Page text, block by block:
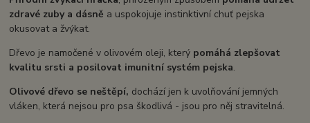
zdravé zuby a dásně a uspokojuje instinktivní chuť pejska
okusovat a žvýkat.
Dřevo je namočené v olivovém oleji, který pomáhá zlepšovat
kvalitu srsti a posilovat imunitní systém pejska.
Olivové dřevo se neštěpí, dochází jen k uvolňování jemných
vláken, která nejsou pro psa škodlivá - jsou pro něj stravitelná​.